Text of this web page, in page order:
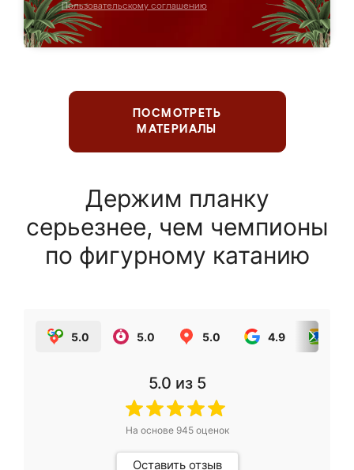
Пользовательскому соглашению
ПОСМОТРЕТЬ
МАТЕРИАЛЫ
Держим планку
серьезнее, чем чемпионы
по фигурному катанию
5.0 5.0 5.0 4.9
5.0 из 5
На основе 945оценок
Оставить отзыв